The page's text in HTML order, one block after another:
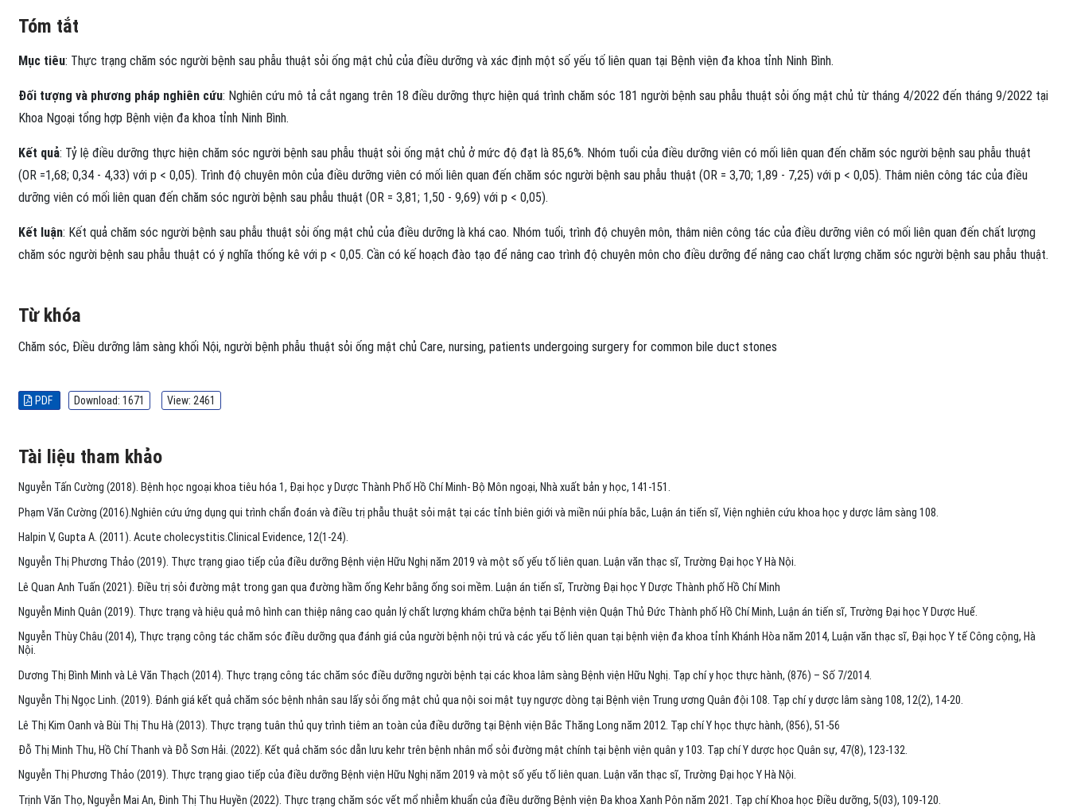
Tóm tắt
Mục tiêu: Thực trạng chăm sóc người bệnh sau phẫu thuật sỏi ống mật chủ của điều dưỡng và xác định một số yếu tố liên quan tại Bệnh viện đa khoa tỉnh Ninh Bình.
Đối tượng và phương pháp nghiên cứu: Nghiên cứu mô tả cắt ngang trên 18 điều dưỡng thực hiện quá trình chăm sóc 181 người bệnh sau phẫu thuật sỏi ống mật chủ từ tháng 4/2022 đến tháng 9/2022 tại
Khoa Ngoại tổng hợp Bệnh viện đa khoa tỉnh Ninh Bình.
Kết quả: Tỷ lệ điều dưỡng thực hiện chăm sóc người bệnh sau phẫu thuật sỏi ống mật chủ ở mức độ đạt là 85,6%. Nhóm tuổi của điều dưỡng viên có mối liên quan đến chăm sóc người bệnh sau phẫu thuật
(OR =1,68; 0,34 - 4,33) với p < 0,05). Trình độ chuyên môn của điều dưỡng viên có mối liên quan đến chăm sóc người bệnh sau phẫu thuật (OR = 3,70; 1,89 - 7,25) với p < 0,05). Thâm niên công tác của điều
dưỡng viên có mối liên quan đến chăm sóc người bệnh sau phẫu thuật (OR = 3,81; 1,50 - 9,69) với p < 0,05).
Kết luận: Kết quả chăm sóc người bệnh sau phẫu thuật sỏi ống mật chủ của điều dưỡng là khá cao. Nhóm tuổi, trình độ chuyên môn, thâm niên công tác của điều dưỡng viên có mối liên quan đến chất lượng
chăm sóc người bệnh sau phẫu thuật có ý nghĩa thống kê với p < 0,05. Cần có kế hoạch đào tạo để nâng cao trình độ chuyên môn cho điều dưỡng để nâng cao chất lượng chăm sóc người bệnh sau phẫu thuật.
Từ khóa
Chăm sóc, Điều dưỡng lâm sàng khối Nội, người bệnh phẫu thuật sỏi ống mật chủ Care, nursing, patients undergoing surgery for common bile duct stones
PDF Download: 1671 View: 2461
Tài liệu tham khảo
Nguyễn Tấn Cường (2018). Bệnh học ngoại khoa tiêu hóa 1, Đại học y Dược Thành Phố Hồ Chí Minh- Bộ Môn ngoại, Nhà xuất bản y học, 141-151.
Phạm Văn Cường (2016).Nghiên cứu ứng dụng qui trình chẩn đoán và điều trị phẫu thuật sỏi mật tại các tỉnh biên giới và miền núi phía bắc, Luận án tiến sĩ, Viện nghiên cứu khoa học y dược lâm sàng 108.
Halpin V, Gupta A. (2011). Acute cholecystitis.Clinical Evidence, 12(1-24).
Nguyễn Thị Phương Thảo (2019). Thực trạng giao tiếp của điều dưỡng Bệnh viện Hữu Nghị năm 2019 và một số yếu tố liên quan. Luận văn thạc sĩ, Trường Đại học Y Hà Nội.
Lê Quan Anh Tuấn (2021). Điều trị sỏi đường mật trong gan qua đường hầm ống Kehr bằng ống soi mềm. Luận án tiến sĩ, Trường Đại học Y Dược Thành phố Hồ Chí Minh
Nguyễn Minh Quân (2019). Thực trạng và hiệu quả mô hình can thiệp nâng cao quản lý chất lượng khám chữa bệnh tại Bệnh viện Quận Thủ Đức Thành phố Hồ Chí Minh, Luận án tiến sĩ, Trường Đại học Y Dược Huế.
Nguyễn Thùy Châu (2014), Thực trạng công tác chăm sóc điều dưỡng qua đánh giá của người bệnh nội trú và các yếu tố liên quan tại bệnh viện đa khoa tỉnh Khánh Hòa năm 2014, Luận văn thạc sĩ, Đại học Y tế Công cộng, Hà
Nội.
Dương Thị Bình Minh và Lê Văn Thạch (2014). Thực trạng công tác chăm sóc điều dưỡng người bệnh tại các khoa lâm sàng Bệnh viện Hữu Nghị. Tạp chí y học thực hành, (876) – Số 7/2014.
Nguyễn Thị Ngọc Linh. (2019). Đánh giá kết quả chăm sóc bệnh nhân sau lấy sỏi ống mật chủ qua nội soi mật tụy ngược dòng tại Bệnh viện Trung ương Quân đội 108. Tạp chí y dược lâm sàng 108, 12(2), 14-20.
Lê Thị Kim Oanh và Bùi Thị Thu Hà (2013). Thực trạng tuân thủ quy trình tiêm an toàn của điều dưỡng tại Bệnh viện Bắc Thăng Long năm 2012. Tạp chí Y học thực hành, (856), 51-56
Đỗ Thị Minh Thu, Hồ Chí Thanh và Đỗ Sơn Hải. (2022). Kết quả chăm sóc dẫn lưu kehr trên bệnh nhân mổ sỏi đường mật chính tại bệnh viện quân y 103. Tạp chí Y dược học Quân sự, 47(8), 123-132.
Nguyễn Thị Phương Thảo (2019). Thực trạng giao tiếp của điều dưỡng Bệnh viện Hữu Nghị năm 2019 và một số yếu tố liên quan. Luận văn thạc sĩ, Trường Đại học Y Hà Nội.
Trịnh Văn Thọ, Nguyễn Mai An, Đinh Thị Thu Huyền (2022). Thực trạng chăm sóc vết mổ nhiễm khuẩn của điều dưỡng Bệnh viện Đa khoa Xanh Pôn năm 2021. Tạp chí Khoa học Điều dưỡng, 5(03), 109-120.